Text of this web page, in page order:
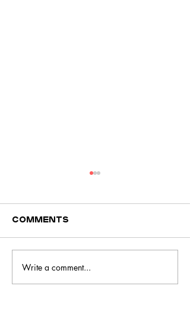
Frango à brás
Comments
Write a comment...